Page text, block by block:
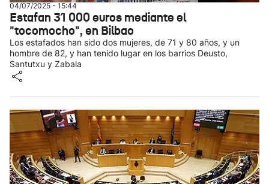
04/07/2025 - 15:44
Estafan 31 000 euros mediante el
"tocomocho", en Bilbao
Los estafados han sido dos mujeres, de 71 y 80 años, y un
hombre de 82, y han tenido lugar en los barrios Deusto,
Santutxu y Zabala